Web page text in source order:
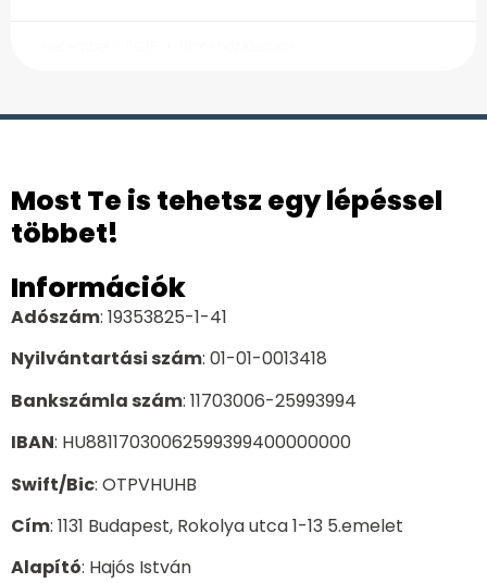
Most Te is tehetsz egy lépéssel
többet!
Információk
Adószám: 19353825-1-41
Nyilvántartási szám: 01-01-0013418
Bankszámla szám: 11703006-25993994
IBAN: HU88117030062599399400000000
Swift/Bic: OTPVHUHB
Cím: 1131 Budapest, Rokolya utca 1-13 5.emelet
Alapító: Hajós István